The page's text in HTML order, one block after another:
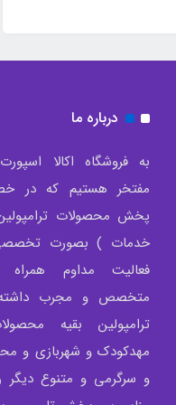
درباره ما
به فروشگاه اکالا
مفتخر هستیم که در
پخش محصولات
خدمات ) بصورت
فعالیت مداوم همراه
متخصص و مجرب داشته
ترامپولین بقیه
مهدکودک و شهربازی و
و سرگرمی و متنوع دیگر